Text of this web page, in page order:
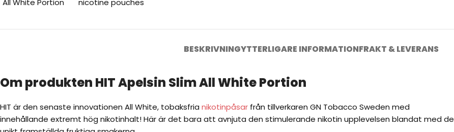
BESKRIVNINGYTTERLIGARE INFORMATIONFRAKT & LEVERANS
Om produkten HIT Apelsin Slim All White Portion
HIT är den senaste innovationen All White, tobaksfria nikotinpåsar från tillverkaren GN Tobacco Sweden med
innehållande extremt hög nikotinhalt! Här är det bara att avnjuta den stimulerande nikotin upplevelsen blandat med de